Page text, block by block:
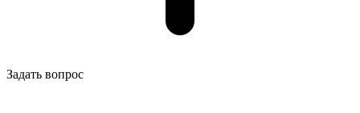
Задать вопрос